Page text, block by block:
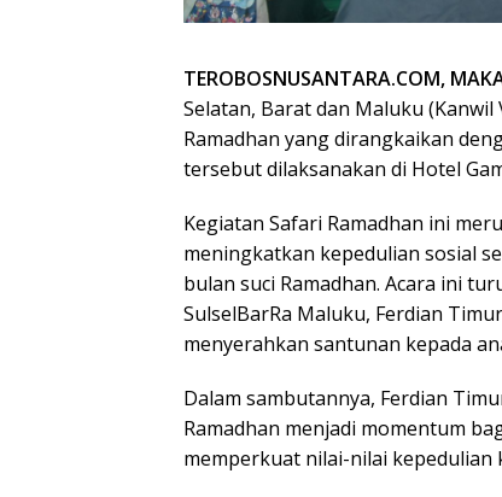
TEROBOSNUSANTARA.COM,
Selatan, Barat dan Maluku
Ramadhan yang dirangkaikan
tersebut dilaksanakan di Hotel
Kegiatan Safari Ramadhan ini
meningkatkan kepedulian sosial
bulan suci Ramadhan. Acara ini
SulselBarRa Maluku, Ferdian
menyerahkan santunan kepada
Dalam sambutannya, Ferdian
Ramadhan menjadi momentum
memperkuat nilai-nilai kepedulian